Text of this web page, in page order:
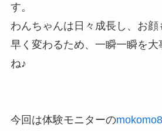
す。
わんちゃんは日々成長し、お顔
早く変わるため、一瞬一瞬を大
ね♪
今回は体験モニターの